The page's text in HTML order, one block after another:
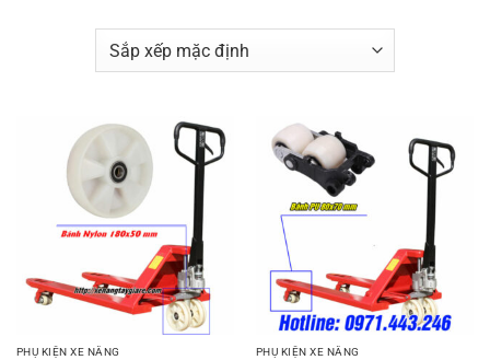
PHỤ KIỆN XE NÂNG PHỤ KIỆN XE NÂNG